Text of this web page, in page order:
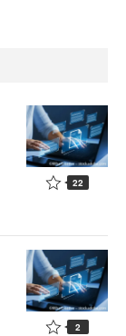
22
2